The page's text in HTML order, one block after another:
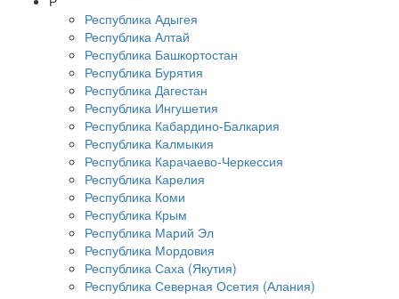
Республика Адыгея
Республика Алтай
Республика Башкортостан
Республика Бурятия
Республика Дагестан
Республика Ингушетия
Республика Кабардино-Балкария
Республика Калмыкия
Республика Карачаево-Черкессия
Республика Карелия
Республика Коми
Республика Крым
Республика Марий Эл
Республика Мордовия
Республика Саха (Якутия)
Республика Северная Осетия (Алания)